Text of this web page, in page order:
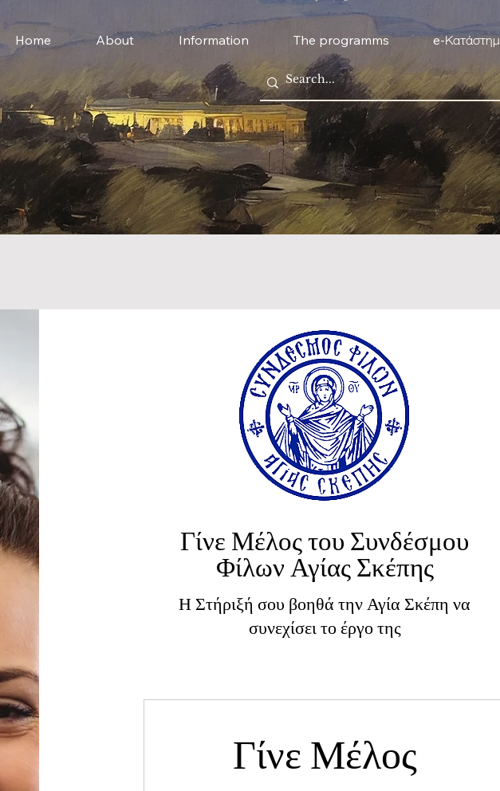
Home About Information The programms e-
Γίνε Μέλος του Συνδέσμου
Φίλων Αγίας Σκέπης
Η Στήριξή σου βοηθά την Αγία Σκέπη να
συνεχίσει το έργο της
Γίνε Μέλος